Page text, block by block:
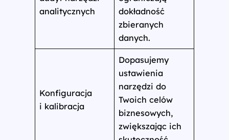
analitycznych
dokładność
zbieranych
danych.
Konfiguracja
i kalibracja
Dopasujemy
ustawienia
narzędzi do
Twoich celów
biznesowych,
zwiększając ich